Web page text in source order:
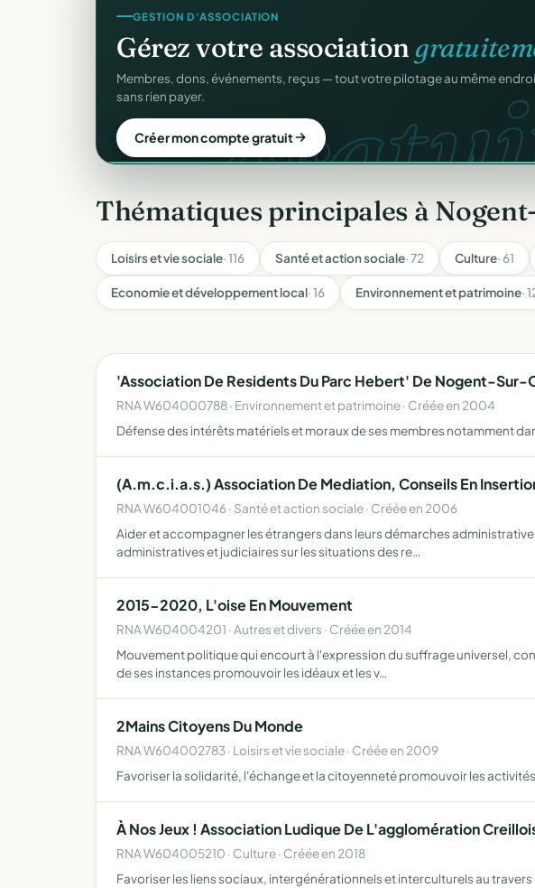
COLLECTE DE DONS
Collectez des donsen ligne.
Campagnes, paiement sécurisé, reçu fiscal instantané pour chaque
donateur. 100 % gratuit.
Lancer ma collecte
Thématiques principales à
Loisirs et vie sociale· 116 Santé et action sociale· 72 Culture· 61
Economie et développement local· 16 Environnement et patrimoine·
'Association De Residents Du Parc Hebert' De Nogent-Sur-
RNA W604000788 · Environnement et patrimoine · Créée en 2004
Défense des intérêts matériels et moraux de ses membres notamment
(A.m.c.i.a.s.) Association De Mediation, Conseils En
RNA W604001046 · Santé et action sociale · Créée en 2006
Aider et accompagner les étrangers dans leurs démarches
administratives et judiciaires sur les situations des re…
2015-2020, L'oise En Mouvement
RNA W604004201 · Autres et divers · Créée en 2014
Mouvement politique qui encourt à l'expression du suffrage universel,
de ses instances promouvoir les idéaux et les v…
2Mains Citoyens Du Monde
RNA W604002783 · Loisirs et vie sociale · Créée en 2009
Favoriser la solidarité, l'échange et la citoyenneté promouvoir les
À Nos Jeux ! Association Ludique De L'agglomération
RNA W604005210 · Culture · Créée en 2018
Favoriser les liens sociaux, intergénérationnels et interculturels au